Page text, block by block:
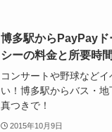
博多駅からPayPayド
シーの料金と所要時
コンサートや野球など
い！博多駅からバス・
真つきで！
2015年10月9日